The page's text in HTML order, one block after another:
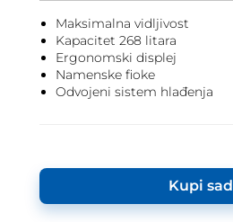
Maksimalna vidljivost
Kapacitet 268 litara
Ergonomski displej
Namenske fioke
Odvojeni sistem hlađenja
Kupi sad